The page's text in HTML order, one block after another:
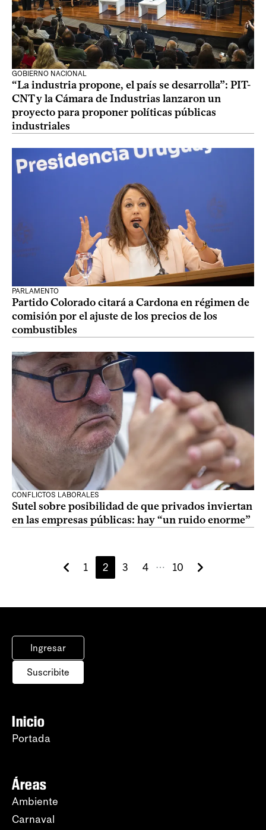
GOBIERNO NACIONAL
“La industria propone, el país se desarrolla”: PIT-
CNT y la Cámara de Industrias lanzaron un
proyecto para proponer políticas públicas
industriales
PARLAMENTO
Partido Colorado citará a Cardona en régimen de
comisión por el ajuste de los precios de los
combustibles
CONFLICTOS LABORALES
Sutel sobre posibilidad de que privados inviertan
en las empresas públicas: hay “un ruido enorme”
1 2 3 4 ⋯ 10
Ingresar
Suscribite
Inicio
Portada
Áreas
Ambiente
Carnaval